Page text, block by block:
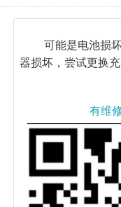
可能是电池损
器损坏，尝试更换充
有维